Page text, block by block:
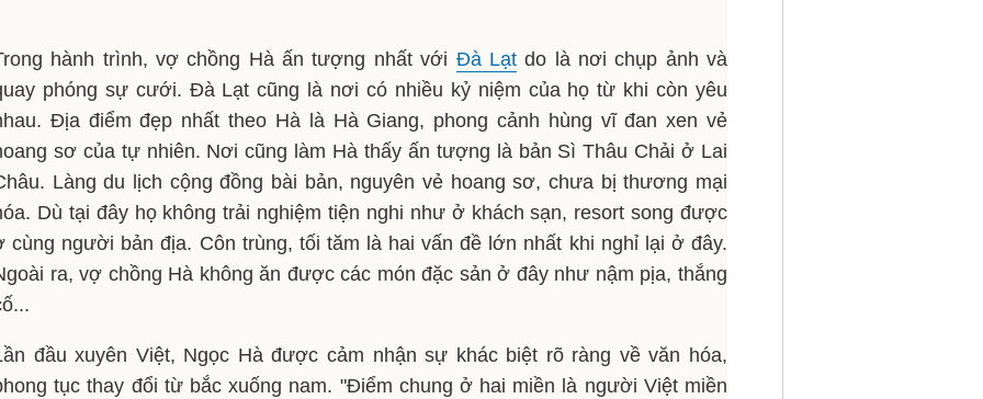
hành trình, vợ chồng Hà ấn tượng nhất với Đà Lạtdo là nơi chụp ảnh và
phóng sự cưới. Đà Lạt cũng là nơi có nhiều kỷ niệm của họ từ khi còn yêu
Địa điểm đẹp nhất theo Hà là Hà Giang, phong cảnh hùng vĩ đan xen vẻ
sơ của tự nhiên. Nơi cũng làm Hà thấy ấn tượng là bản Sì Thâu Chải ở Lai
Làng du lịch cộng đồng bài bản, nguyên vẻ hoang sơ, chưa bị thương mại
Dù tại đây họ không trải nghiệm tiện nghi như ở khách sạn, resort song được
cùng người bản địa. Côn trùng, tối tăm là hai vấn đề lớn nhất khi nghỉ lại ở đây.
ra, vợ chồng Hà không ăn được các món đặc sản ở đây như nậm pịa, thắng
đầu xuyên Việt, Ngọc Hà được cảm nhận sự khác biệt rõ ràng về văn hóa,
tục thay đổi từ bắc xuống nam. "Điểm chung ở hai miền là người Việt miền